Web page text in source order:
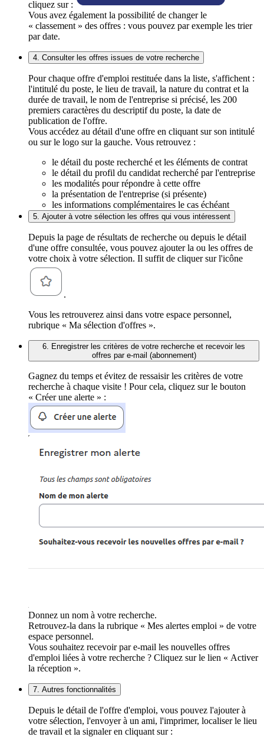
cliquez sur :
Vous avez également la possibilité de changer le
« classement » des offres : vous pouvez par exemple les trier
par date.
4. Consulter les offres issues de votre recherche
Pour chaque offre d'emploi restituée dans la liste, s'affichent :
l'intitulé du poste, le lieu de travail, la nature du contrat et la
durée de travail, le nom de l'entreprise si précisé, les 200
premiers caractères du descriptif du poste, la date de
publication de l'offre.
Vous accédez au détail d'une offre en cliquant sur son intitulé
ou sur le logo sur la gauche. Vous retrouvez :
le détail du poste recherché et les éléments de contrat
le détail du profil du candidat recherché par l'entreprise
les modalités pour répondre à cette offre
la présentation de l'entreprise (si présente)
les informations complémentaires le cas échéant
5. Ajouter à votre sélection les offres qui vous intéressent
Depuis la page de résultats de recherche ou depuis le détail
d'une offre consultée, vous pouvez ajouter la ou les offres de
votre choix à votre sélection. Il suffit de cliquer sur l'icône
.
Vous les retrouverez ainsi dans votre espace personnel,
rubrique « Ma sélection d'offres ».
6. Enregistrer les critères de votre recherche et recevoir les
offres par e-mail (abonnement)
Gagnez du temps et évitez de ressaisir les critères de votre
recherche à chaque visite ! Pour cela, cliquez sur le bouton
« Créer une alerte » :
Donnez un nom à votre recherche.
Retrouvez-la dans la rubrique « Mes alertes emploi » de votre
espace personnel.
Vous souhaitez recevoir par e-mail les nouvelles offres
d'emploi liées à votre recherche ? Cliquez sur le lien « Activer
la réception ».
7. Autres fonctionnalités
Depuis le détail de l'offre d'emploi, vous pouvez l'ajouter à
votre sélection, l'envoyer à un ami, l'imprimer, localiser le lieu
de travail et la signaler en cliquant sur :